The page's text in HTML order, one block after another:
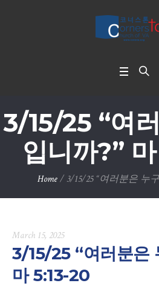
3/15/25 “여
입니까?”
Home / 3/15/25 “여러분은 누
March 15, 2025
3/15/25 “여러분은
마 5:13-20